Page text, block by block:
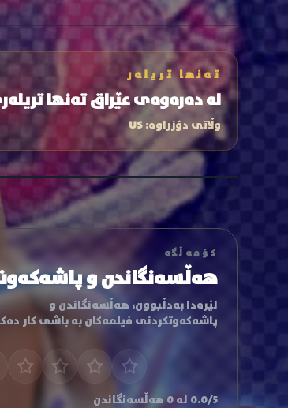
تەنها تریلەر
لە دەرەوەی عێراق تەنها
وڵاتی دۆزراوە:US
کۆمەڵگە
هەڵسەنگاندن و
لێرەدا بەدڵبوون، هەڵسەنگاندن و
پاشەکەوتکردنی فیلمەکان بە باشی کار
0.0/5 لە 0 هەڵسەنگاندن